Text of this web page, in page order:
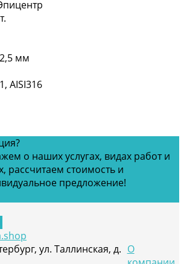
мм
AISI316
о наших услугах, видах работ и
рассчитаем стоимость и
предложение!
ул. Таллинская, д. О